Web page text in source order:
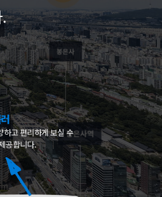
하고 편리하게 보실 수
공합니다.